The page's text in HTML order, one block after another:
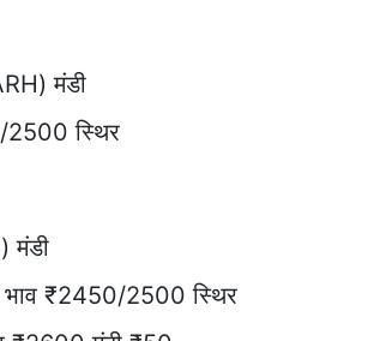
मंडी
स्थिर
मंडी
भाव ₹2450/2500 स्थिर